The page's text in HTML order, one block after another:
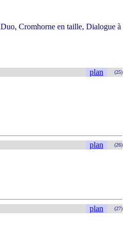
Cromhorne en taille, Dialogue à
plan (25)
plan (26)
plan (27)